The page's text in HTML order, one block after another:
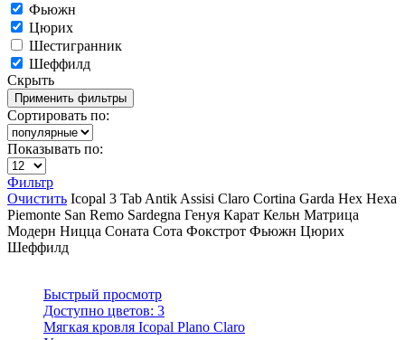
Фьюжн
Цюрих
Шестигранник
Шеффилд
Скрыть
Сортировать по:
Показывать по:
Фильтр
Очистить Icopal 3 Tab Antik Assisi Claro Cortina Garda Hex Hexa
Piemonte San Remo Sardegna Генуя Карат Кельн Матрица
Модерн Ницца Соната Сота Фокстрот Фьюжн Цюрих
Шеффилд
Быстрый просмотр
Доступно цветов: 3
Мягкая кровля Icopal Plano Claro